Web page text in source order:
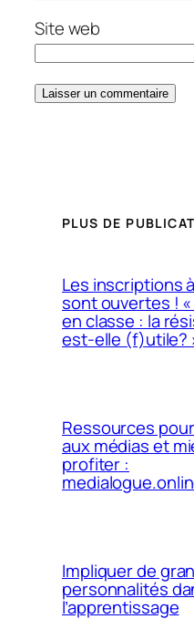
Site web
PLUS DE
Les inscriptions
sont ouvertes !
en classe : la
est-elle (f)utile?
Ressources
aux médias et
profiter :
Impliquer de
personnalités
l’apprentissage